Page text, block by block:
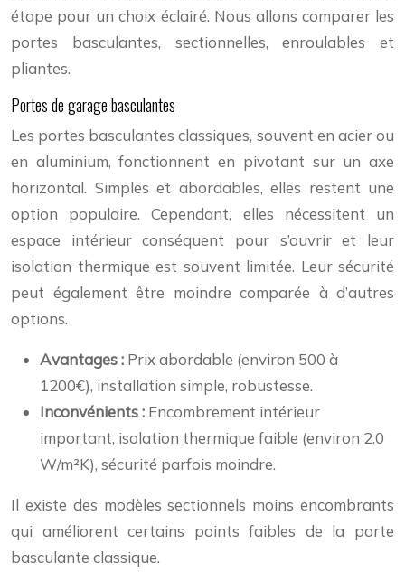
étape pour un choix éclairé. Nous allons comparer les
portes basculantes, sectionnelles, enroulables et
pliantes.
Portes de garage basculantes
Les portes basculantes classiques, souvent en acier ou
en aluminium, fonctionnent en pivotant sur un axe
horizontal. Simples et abordables, elles restent une
option populaire. Cependant, elles nécessitent un
espace intérieur conséquent pour s’ouvrir et leur
isolation thermique est souvent limitée. Leur sécurité
peut également être moindre comparée à d’autres
options.
Avantages : Prix abordable (environ 500 à
1200€), installation simple, robustesse.
Inconvénients : Encombrement intérieur
important, isolation thermique faible (environ 2.0
W/m²K), sécurité parfois moindre.
Il existe des modèles sectionnels moins encombrants
qui améliorent certains points faibles de la porte
basculante classique.